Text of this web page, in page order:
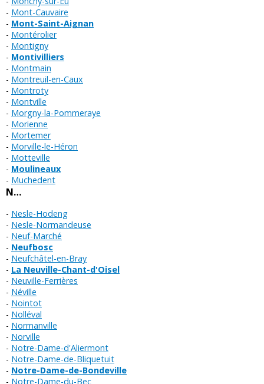
Mont-Cauvaire
Mont-Saint-Aignan
Montérolier
Montigny
Montivilliers
Montmain
Montreuil-en-Caux
Montroty
Montville
Morgny-la-Pommeraye
Morienne
Mortemer
Morville-le-Héron
Motteville
Moulineaux
Muchedent
N…
Nesle-Hodeng
Nesle-Normandeuse
Neuf-Marché
Neufbosc
Neufchâtel-en-Bray
La Neuville-Chant-d'Oisel
Neuville-Ferrières
Néville
Nointot
Nolléval
Normanville
Norville
Notre-Dame-d'Aliermont
Notre-Dame-de-Bliquetuit
Notre-Dame-de-Bondeville
Notre-Dame-du-Bec